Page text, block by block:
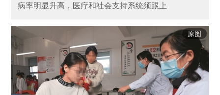
病率明显升高，医疗和社会支持系统须跟上
原图